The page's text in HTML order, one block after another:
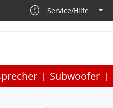
Service/Hilfe
Subwoofer